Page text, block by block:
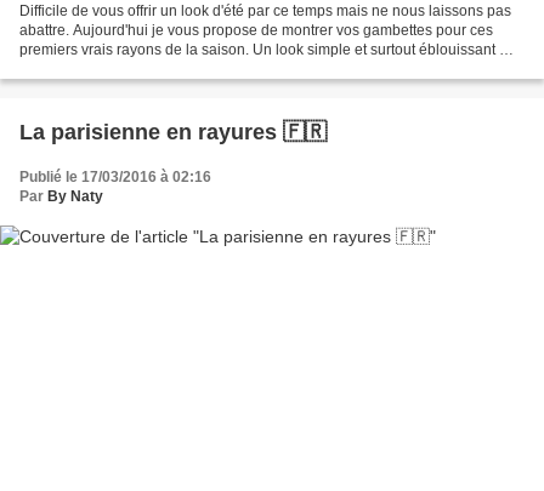
Difficile de vous offrir un look d'été par ce temps mais ne nous laissons pas
abattre. Aujourd'hui je vous propose de montrer vos gambettes pour ces
premiers vrais rayons de la saison. Un look simple et surtout éblouissant 💎
La parisienne en rayures 🇫🇷
Publié le 17/03/2016 à 02:16
Par By Naty